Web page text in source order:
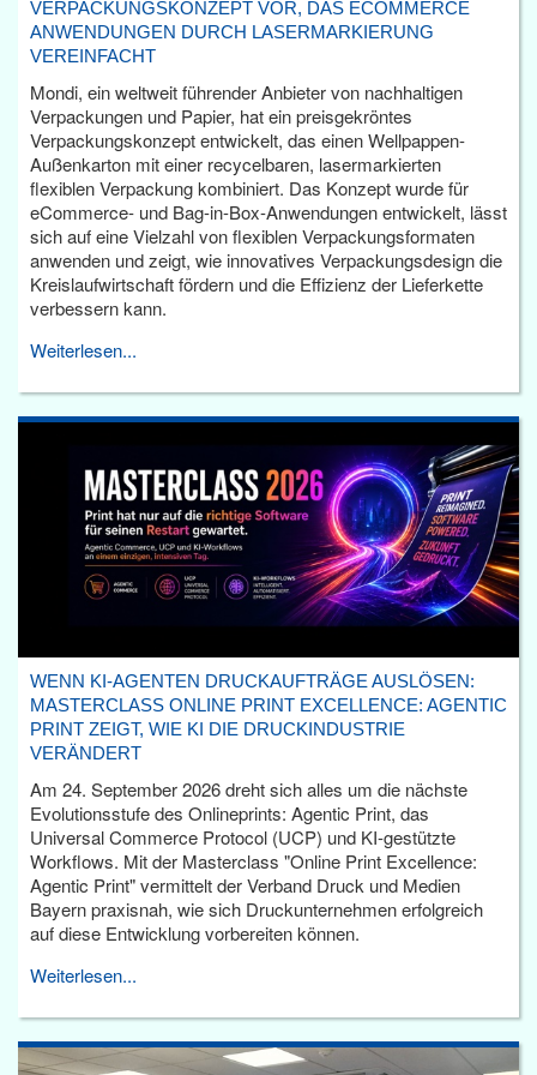
VERPACKUNGSKONZEPT VOR, DAS ECOMMERCE
ANWENDUNGEN DURCH LASERMARKIERUNG
VEREINFACHT
Mondi, ein weltweit führender Anbieter von nachhaltigen
Verpackungen und Papier, hat ein preisgekröntes
Verpackungskonzept entwickelt, das einen Wellpappen-
Außenkarton mit einer recycelbaren, lasermarkierten
flexiblen Verpackung kombiniert. Das Konzept wurde für
eCommerce- und Bag-in-Box-Anwendungen entwickelt, lässt
sich auf eine Vielzahl von flexiblen Verpackungsformaten
anwenden und zeigt, wie innovatives Verpackungsdesign die
Kreislaufwirtschaft fördern und die Effizienz der Lieferkette
verbessern kann.
Weiterlesen...
WENN KI-AGENTEN DRUCKAUFTRÄGE AUSLÖSEN:
MASTERCLASS ONLINE PRINT EXCELLENCE: AGENTIC
PRINT ZEIGT, WIE KI DIE DRUCKINDUSTRIE
VERÄNDERT
Am 24. September 2026 dreht sich alles um die nächste
Evolutionsstufe des Onlineprints: Agentic Print, das
Universal Commerce Protocol (UCP) und KI-gestützte
Workflows. Mit der Masterclass "Online Print Excellence:
Agentic Print" vermittelt der Verband Druck und Medien
Bayern praxisnah, wie sich Druckunternehmen erfolgreich
auf diese Entwicklung vorbereiten können.
Weiterlesen...